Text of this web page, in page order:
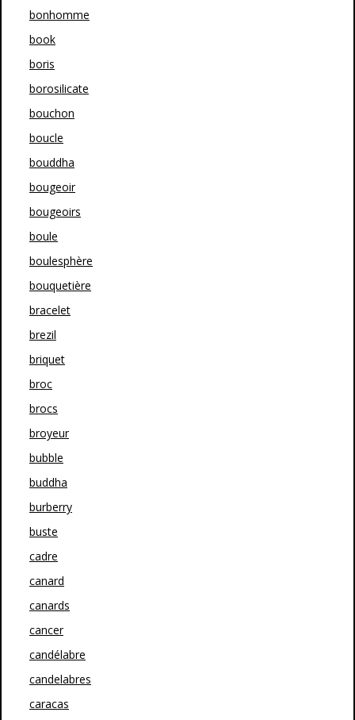
bonhomme
book
boris
borosilicate
bouchon
boucle
bouddha
bougeoir
bougeoirs
boule
boulesphère
bouquetière
bracelet
brezil
briquet
broc
brocs
broyeur
bubble
buddha
burberry
buste
cadre
canard
canards
cancer
candélabre
candelabres
caracas